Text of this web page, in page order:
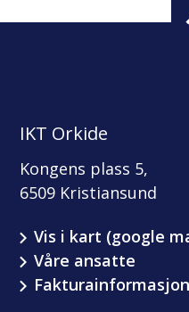
IKT Orkide
Kongens plass 5,
6509 Kristiansund
Vis i kart (google
Våre ansatte
Fakturainformasjon